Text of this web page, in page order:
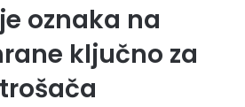
oznaka na
ključno za